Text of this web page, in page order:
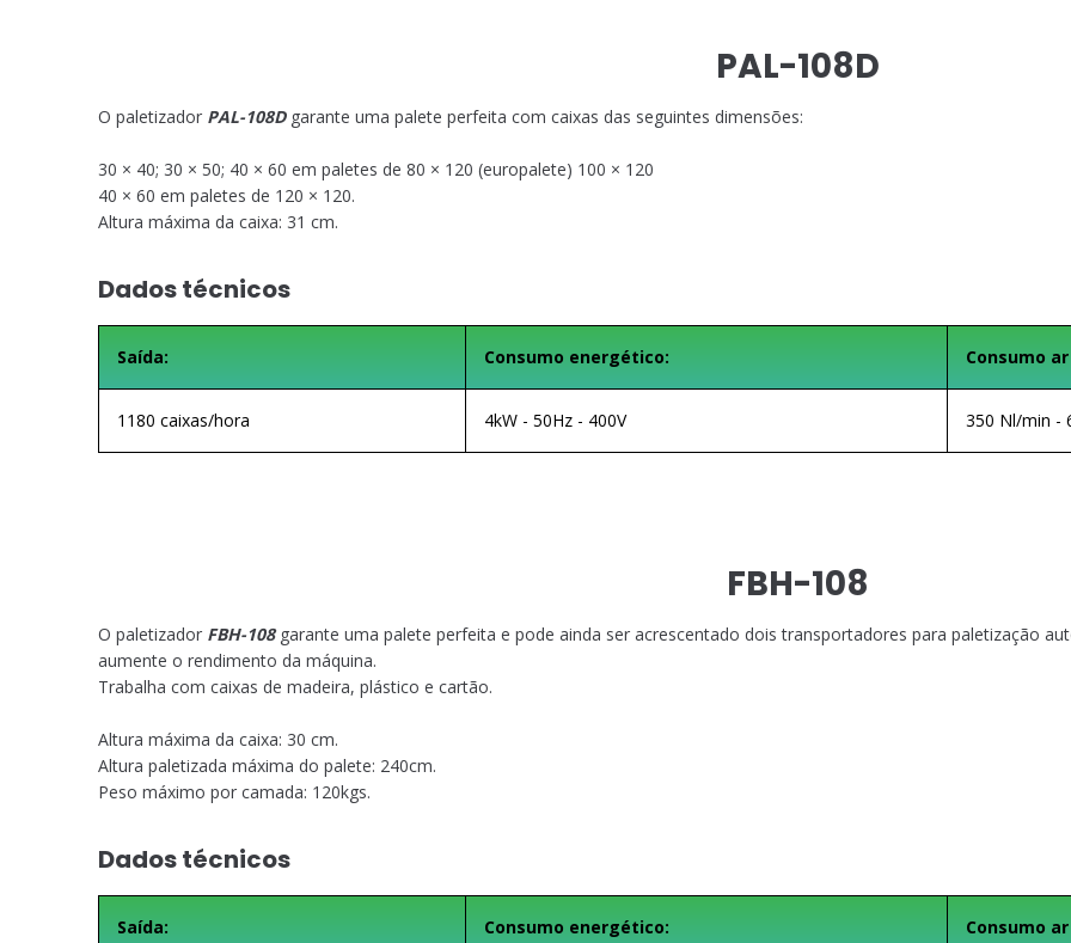
PAL-108D
O paletizador PAL-108Dgarante uma palete perfeita com caixas das seguintes dimensões:
30 × 40; 30 × 50; 40 × 60 em paletes de 80 × 120 (europalete) 100 × 120
40 × 60 em paletes de 120 × 120.
Altura máxima da caixa: 31 cm.
Dados técnicos
Saída: Consumo energético: Consumo
1180 caixas/hora 4kW - 50Hz - 400V 350 Nl/min -
FBH-108
O paletizador FBH-108garante uma palete perfeita e pode ainda ser acrescentado dois transportadores para paletização
aumente o rendimento da máquina.
Trabalha com caixas de madeira, plástico e cartão.
Altura máxima da caixa: 30 cm.
Altura paletizada máxima do palete: 240cm.
Peso máximo por camada: 120kgs.
Dados técnicos
Saída: Consumo energético: Consumo